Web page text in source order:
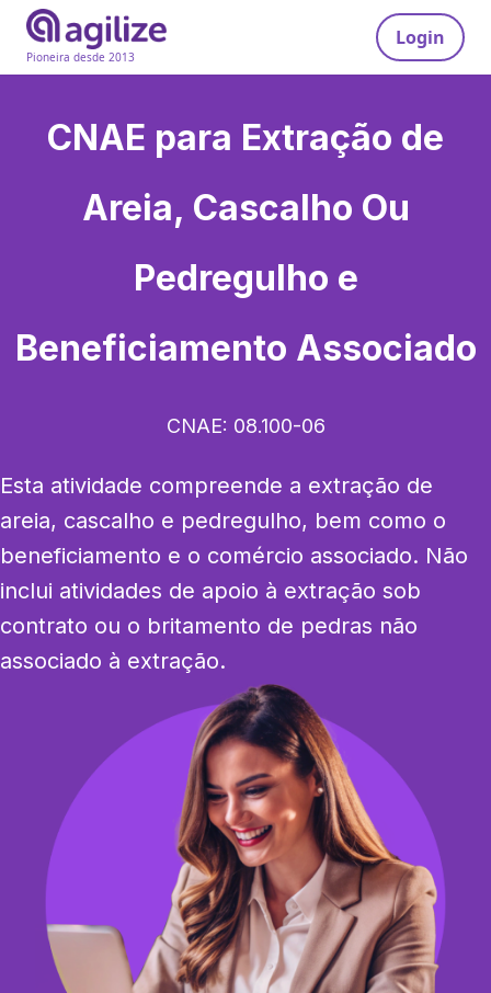
Pioneira desde 2013
Login
CNAE para Extração de
Areia, Cascalho Ou
Pedregulho e
Beneficiamento Associado
CNAE: 08.100-06
Esta atividade compreende a extração de
areia, cascalho e pedregulho, bem como o
beneficiamento e o comércio associado. Não
inclui atividades de apoio à extração sob
contrato ou o britamento de pedras não
associado à extração.